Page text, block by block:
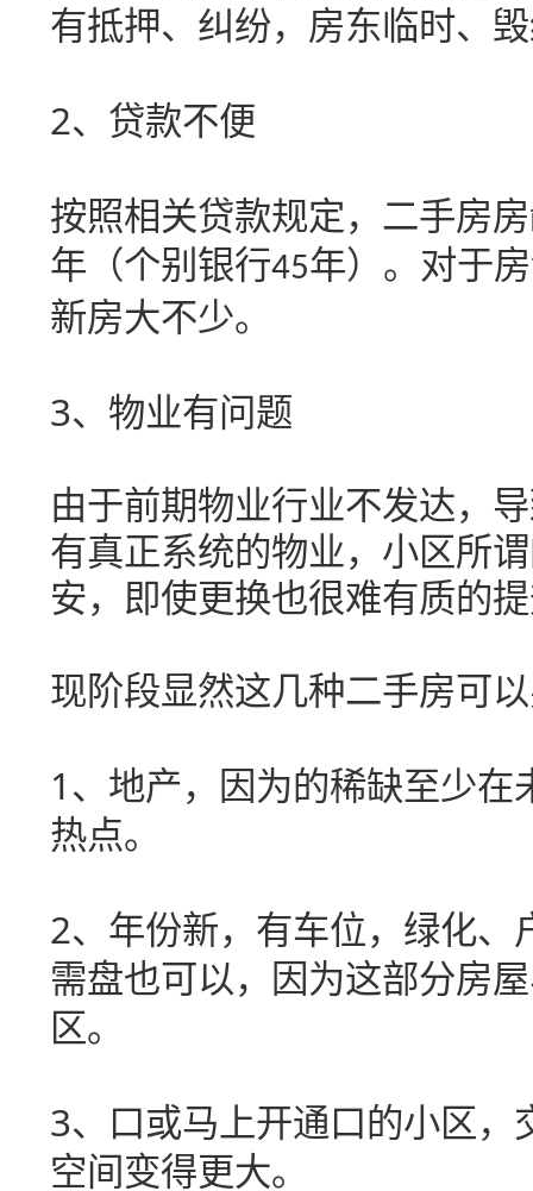
有抵押、纠纷，房东临时、
2、贷款不便
按照相关贷款规定，二手房
年（个别银行45年）。对于
新房大不少。
3、物业有问题
由于前期物业行业不发达，
有真正系统的物业，小区所
安，即使更换也很难有质的
现阶段显然这几种二手房可
1 、地产，因为的稀缺至少
热点。
2、年份新，有车位，绿化
需盘也可以，因为这部分房
区。
3、口或马上开通口的小区
空间变得更大。